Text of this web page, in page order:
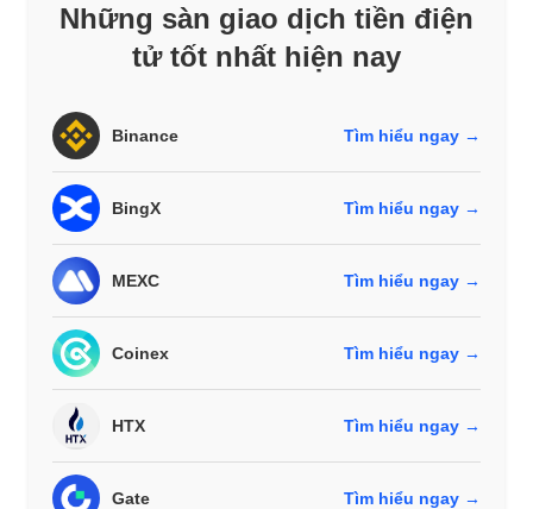
Những sàn giao dịch tiền điện
tử tốt nhất hiện nay
Binance Tìm hiểu ngay →
BingX Tìm hiểu ngay →
MEXC Tìm hiểu ngay →
Coinex Tìm hiểu ngay →
HTX Tìm hiểu ngay →
Gate Tìm hiểu ngay →